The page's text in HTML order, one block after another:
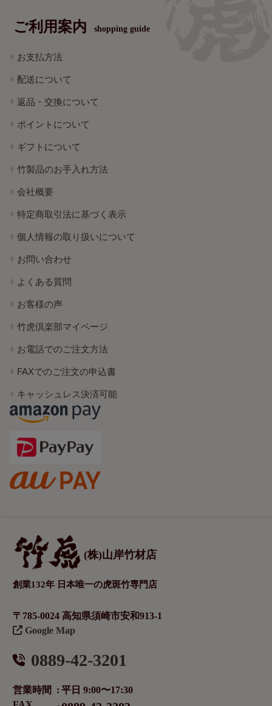
ご利用案内 shopping guide
お支払方法
配送について
返品・交換について
ポイントについて
ギフトについて
竹製品のお手入れ方法
会社概要
特定商取引法に基づく表示
個人情報の取り扱いについて
お問い合わせ
よくある質問
お客様の声
竹虎倶楽部マイページ
お電話でのご注文方法
FAXでのご注文の申込書
キャッシュレス決済可能
(株)山岸竹材店
創業132年 日本唯一の虎斑竹専門店
〒785-0024 高知県須崎市安和913-1
Google Map
0889-42-3201
営業時間
平日 9:00〜17:30